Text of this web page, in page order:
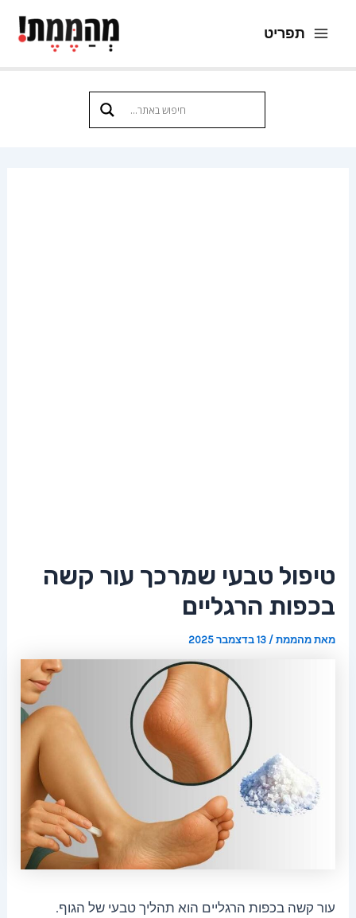
לתוכן
תפריט
טיפול טבעי שמרכך עור קשה
בכפות הרגליים
מאתמהממת/13 בדצמבר 2025
עור קשה בכפות הרגליים הוא תהליך טבעי של הגוף.